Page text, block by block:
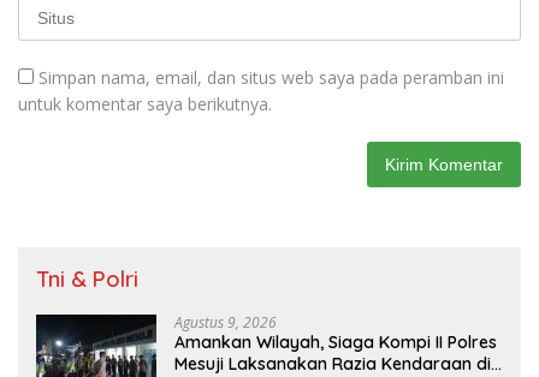
Simpan nama, email, dan situs web saya pada peramban ini
untuk komentar saya berikutnya.
Tni & Polri
Agustus 9, 2026
Amankan Wilayah, Siaga Kompi II Polres
Mesuji Laksanakan Razia Kendaraan di